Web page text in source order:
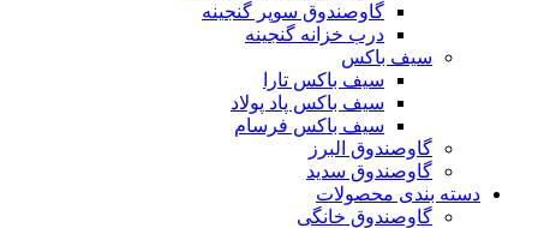
گاوصندوق سوپر گنجینه
درب خزانه گنجینه
سیف باکس
سیف باکس تارا
سیف باکس پاد پولاد
سیف باکس فرسام
گاوصندوق البرز
گاوصندوق سدید
دسته بندی محصولات
گاوصندوق خانگی